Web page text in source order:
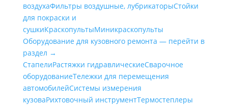
воздухаФильтры воздушные, лубрикаторыСтойки
для покраски и
сушкиКраскопультыМиникраскопульты
Оборудование для кузовного ремонта — перейти в
раздел →
СтапелиРастяжки гидравлическиеСварочное
оборудованиеТележки для перемещения
автомобилейСистемы измерения
кузоваРихтовочный инструментТермостеплеры